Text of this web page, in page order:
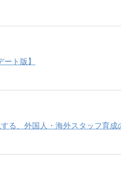
ト版】
る、外国人・海外スタッフ育成